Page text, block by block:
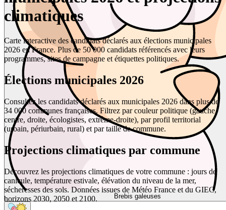
Brebis galeuses
climatiques
Carte interactive des candidats déclarés aux élections municipales
2026 en France. Plus de 50 000 candidats référencés avec leurs
programmes, sites de campagne et étiquettes politiques.
Élections municipales 2026
Consultez les candidats déclarés aux municipales 2026 dans plus de
34 000 communes françaises. Filtrez par couleur politique (gauche,
centre, droite, écologistes, extrême-droite), par profil territorial
(urbain, périurbain, rural) et par taille de commune.
Projections climatiques par commune
Découvrez les projections climatiques de votre commune : jours de
canicule, température estivale, élévation du niveau de la mer,
sécheresses des sols. Données issues de Météo France et du GIEC,
horizons 2030, 2050 et 2100.